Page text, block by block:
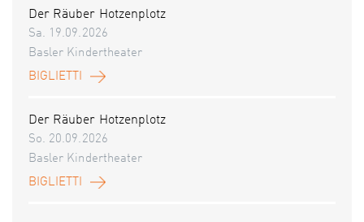
Der Räuber Hotzenplotz
Sa. 19.09.2026
Basler Kindertheater
BIGLIETTI
Der Räuber Hotzenplotz
So. 20.09.2026
Basler Kindertheater
BIGLIETTI